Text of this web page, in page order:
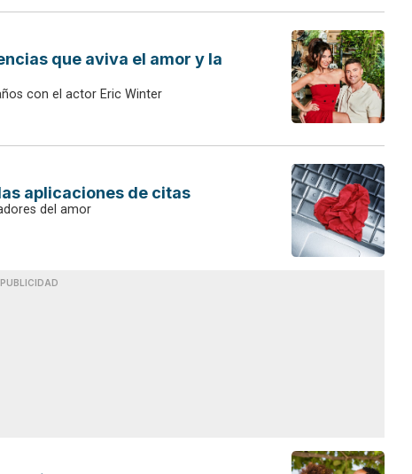
que aviva el amor y la
con el actor Eric Winter
aplicaciones de citas
del amor
PUBLICIDAD